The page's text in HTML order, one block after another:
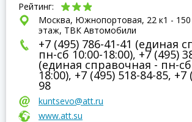
Рейтинг:
Москва, Южнопортовая, 22 к1 - 150
этаж, ТВК Автомобили
+7 (495) 786-41-41 (единая
пн-сб 10:00-18:00), +7 (495)
(единая справочная - пн-сб
18:00), +7 (495) 518-84-85, +7
98
kuntsevo@att.ru
www.att.su